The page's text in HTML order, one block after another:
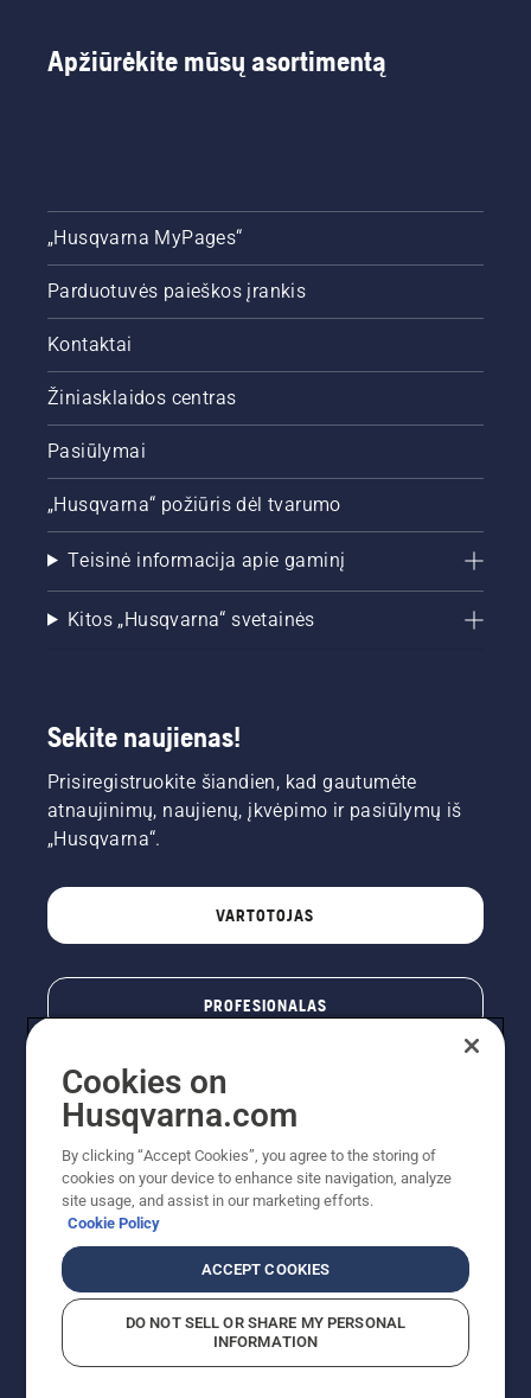
Apžiūrėkite mūsų asortimentą
„Husqvarna MyPages“
Parduotuvės paieškos įrankis
Kontaktai
Žiniasklaidos centras
Pasiūlymai
„Husqvarna“ požiūris dėl tvarumo
Teisinė informacija apie gaminį
Kitos „Husqvarna“ svetainės
Sekite naujienas!
Prisiregistruokite šiandien, kad gautumėte
atnaujinimų, naujienų, įkvėpimo ir pasiūlymų iš
„Husqvarna“.
VARTOTOJAS
PROFESIONALAS
© „Husqvarna AB“ (leid). Visos teisės priklauso autoriui.
Nurodoma rekomenduojama mažmeninė kaina (RMK),
įskaitant PVM. RMK yra kaina, už kurią gamintojas
rekomenduoja pardavėjui parduoti prekę. UAB
"Husqvarna Lietuva" prekių vartotojams neparduoda,
Cookies on
Husqvarna.com
By clicking “Accept Cookies”, you agree to the storing of
cookies on your device to enhance site navigation, analyze
site usage, and assist in our marketing efforts.
Cookie Policy
ACCEPT COOKIES
DO NOT SELL OR SHARE MY PERSONAL
INFORMATION